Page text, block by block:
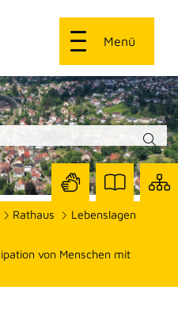
Menü
Rathaus
Lebenslagen
von Menschen mit
Seite
Sprache
Seite